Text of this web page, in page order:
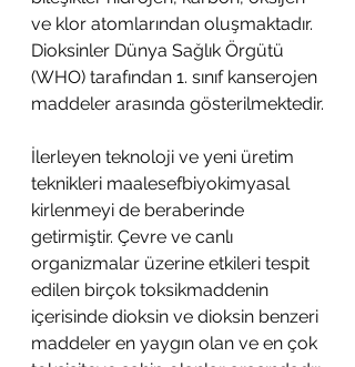
ve klor atomlarından oluşmaktadır.
Dioksinler Dünya Sağlık Örgütü
(WHO) tarafından 1. sınıf kanserojen
maddeler arasında gösterilmektedir.
İlerleyen teknoloji ve yeni üretim
teknikleri maalesefbiyokimyasal
kirlenmeyi de beraberinde
getirmiştir. Çevre ve canlı
organizmalar üzerine etkileri tespit
edilen birçok toksikmaddenin
içerisinde dioksin ve dioksin benzeri
maddeler en yaygın olan ve en çok